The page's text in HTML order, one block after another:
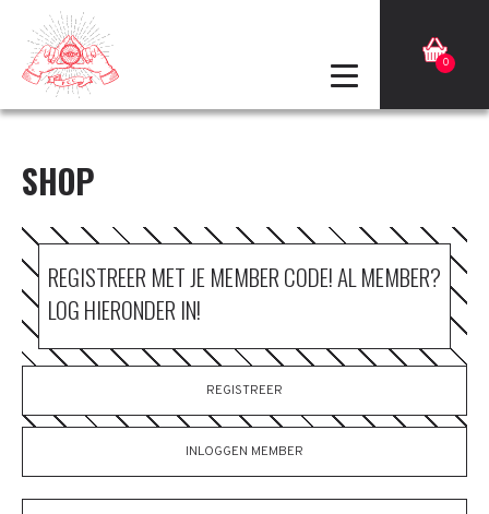
0
SHOP
REGISTREER MET JE MEMBER CODE! AL MEMBER?
LOG HIERONDER IN!
REGISTREER
INLOGGEN MEMBER